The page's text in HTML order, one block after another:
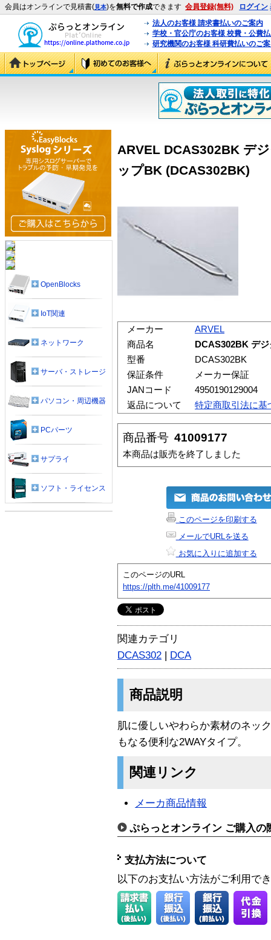
会員はオンラインで見積書(見本)を無料で作成できます 会員登録(無料) ログイン
法人のお客様 請求書払いのご案内
学校・官公庁のお客様 校費・公費
研究機関のお客様 科研費払いのご
ARVEL DCAS302BK デ
ップBK (DCAS302BK)
メーカー
ARVEL
商品名
DCAS302BK デ
型番
DCAS302BK
保証条件
メーカー保証
JANコード
4950190129004
返品について
特定商取引法に基
商品番号 41009177
本商品は販売を終了しました
このページを印刷する
メールでURLを送る
お気に入りに追加する
このページのURL
https://plth.me/41009177
関連カテゴリ
DCAS302 | DCA
商品説明
肌に優しいやわらか素材のネッ
もなる便利な2WAYタイプ。
関連リンク
メーカ商品情報
ぷらっとオンライン ご購入の
支払方法について
以下のお支払い方法がご利用で
OpenBlocks
IoT関連
ネットワーク
サーバ・ストレージ
パソコン・周辺機器
PCパーツ
サプライ
ソフト・ライセンス